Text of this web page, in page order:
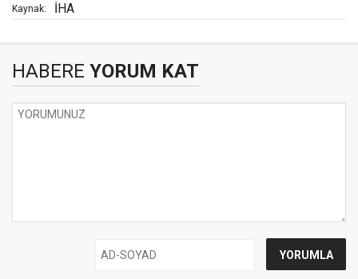
Kaynak: İHA
HABERE YORUM KAT